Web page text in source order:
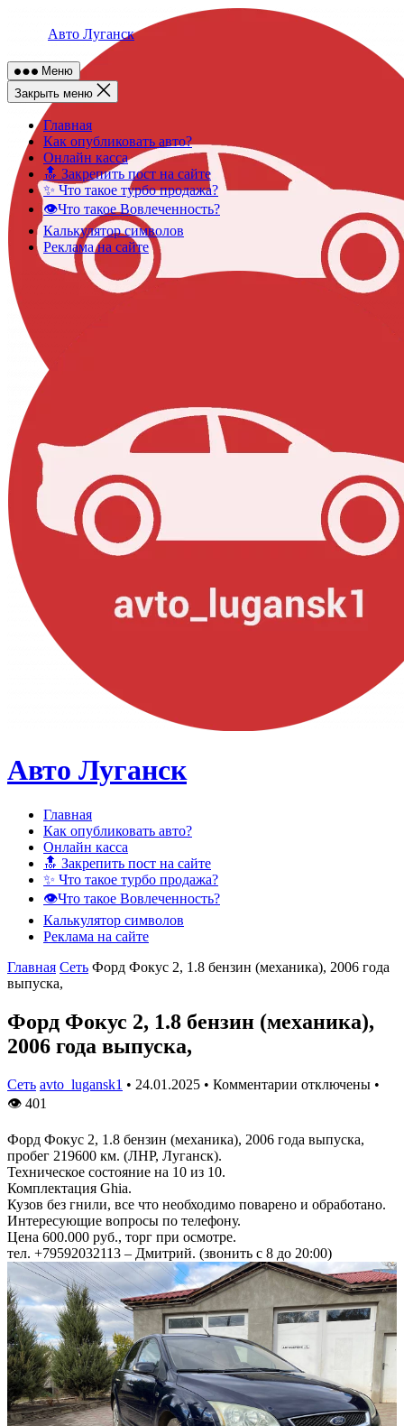
Авто Луганск
Меню
Закрыть меню
Главная
Как опубликовать авто?
Онлайн касса
🔝 Закрепить пост на сайте
✨ Что такое турбо продажа?
👁️Что такое Вовлеченность?
Калькулятор символов
Реклама на сайте
Авто Луганск
Главная
Как опубликовать авто?
Онлайн касса
🔝 Закрепить пост на сайте
✨ Что такое турбо продажа?
👁️Что такое Вовлеченность?
Калькулятор символов
Реклама на сайте
Главная Сеть Форд Фокус 2, 1.8 бензин (механика), 2006 года
выпуска,
Форд Фокус 2, 1.8 бензин (механика),
2006 года выпуска,
Сеть avto_lugansk1 • 24.01.2025 • Комментарии отключены •
👁 401
Форд Фокус 2, 1.8 бензин (механика), 2006 года выпуска,
пробег 219600 км. (ЛНР, Луганск).
Техническое состояние на 10 из 10.
Комплектация Ghia.
Кузов без гнили, все что необходимо поварено и обработано.
Интересующие вопросы по телефону.
Цена 600.000 руб., торг при осмотре.
тел. +79592032113 – Дмитрий. (звонить с 8 до 20:00)